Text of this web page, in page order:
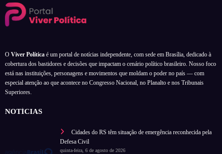
O Viver Política é um portal de notícias independente, com sede em Brasília, dedicado à
cobertura dos bastidores e decisões que impactam o cenário político brasileiro. Nosso foco
está nas instituições, personagens e movimentos que moldam o poder no país — com
especial atenção ao que acontece no Congresso Nacional, no Planalto e nos Tribunais
Superiores.
NOTÍCIAS
Cidades do RS têm situação de emergência reconhecida pela
Defesa Civil
quinta-feira, 6 de agosto de 2026